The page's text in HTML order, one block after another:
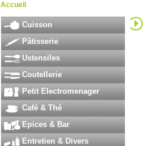
Accueil
Cuisson
Pâtisserie
Ustensiles
Coutellerie
Petit Electromenager
Café & Thé
Epices & Bar
Entretien & Divers